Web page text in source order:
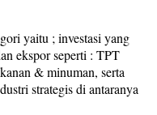
yaitu ; investasi yang
ekspor seperti : TPT
& minuman, serta
strategis di antaranya